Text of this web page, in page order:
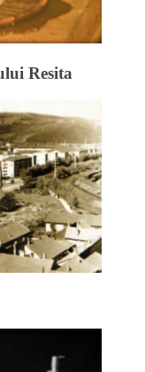
Resita